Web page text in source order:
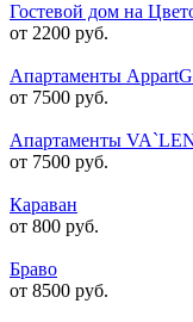
Гостевой дом на
от 2200 руб.
Апартаменты
от 7500 руб.
Апартаменты
от 7500 руб.
Караван
от 800 руб.
Браво
от 8500 руб.